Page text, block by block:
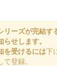
リーズが完結す
せします。
を受けるには下
登録。